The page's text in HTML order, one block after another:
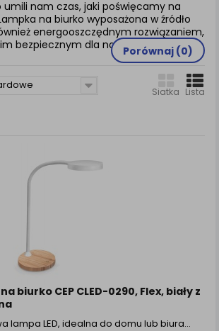
nam czas, jaki poświęcamy na
na biurko wyposażona w źródło
energooszczędnym rozwiązaniem,
bezpiecznym dla naszego wzroku.
Porównaj (0)
Siatka Lista
biurko CEP CLED-0290, Flex, biały z
lampa LED, idealna do domu lub biura…
od 25 maja 2018.
zalogowanych, aby
realizację Umowy z Państwem i
prawidłowe działanie naszej strony
np. wysłanie potwierdzenia
Państwa email lub wyświetlenie
zgoda jest dobrowolna i można ją w
wycofać.